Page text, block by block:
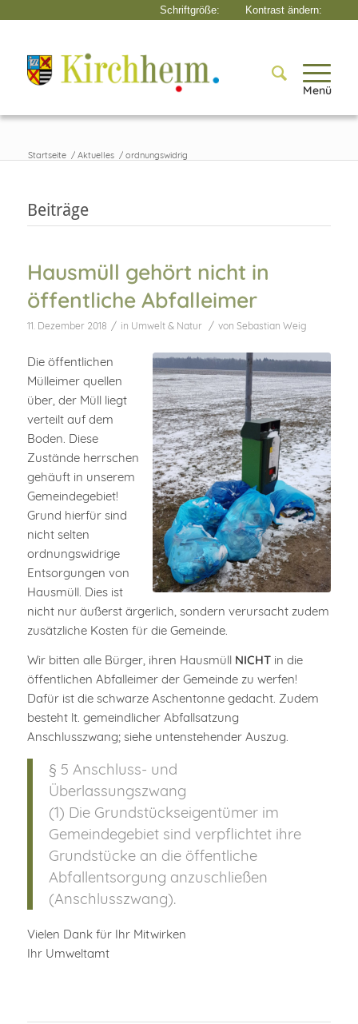
Menü
Startseite / Aktuelles / ordnungswidrig
Beiträge
Hausmüll gehört nicht in
öffentliche Abfalleimer
11. Dezember 2018 / in Umwelt & Natur / von Sebastian Weig
Die öffentlichen
Mülleimer quellen
über, der Müll liegt
verteilt auf dem
Boden. Diese
Zustände herrschen
gehäuft in unserem
Gemeindegebiet!
Grund hierfür sind
nicht selten
ordnungswidrige
Entsorgungen von
Hausmüll. Dies ist
nicht nur äußerst ärgerlich, sondern verursacht zudem
zusätzliche Kosten für die Gemeinde.
Wir bitten alle Bürger, ihren Hausmüll NICHTin die
öffentlichen Abfalleimer der Gemeinde zu werfen!
Dafür ist die schwarze Aschentonne gedacht. Zudem
besteht lt. gemeindlicher Abfallsatzung
Anschlusszwang; siehe untenstehender Auszug.
§ 5 Anschluss- und
Überlassungszwang
(1) Die Grundstückseigentümer im
Gemeindegebiet sind verpflichtet ihre
Grundstücke an die öffentliche
Abfallentsorgung anzuschließen
(Anschlusszwang).
Vielen Dank für Ihr Mitwirken
Ihr Umweltamt